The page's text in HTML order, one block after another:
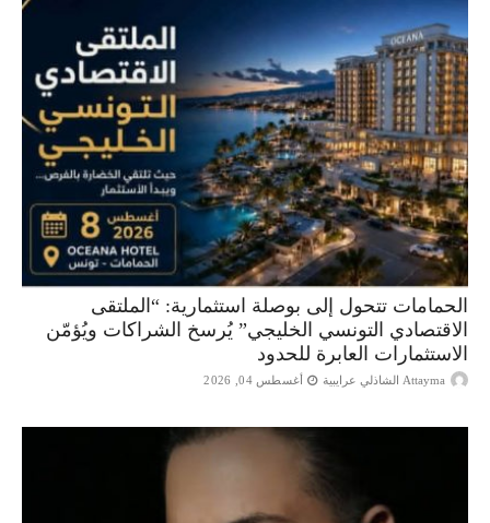
الحمامات تتحول إلى بوصلة استثمارية: “الملتقى
الاقتصادي التونسي الخليجي” يُرسخ الشراكات ويُؤمّن
الاستثمارات العابرة للحدود
Attayma الشاذلي عرايبية أغسطس 04, 2026